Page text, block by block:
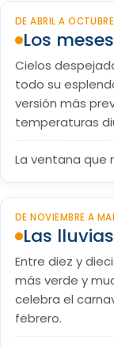
DE ABRIL A OCTUBRE
Los
Cielos
todo su
versión más
temperaturas
La ventana que
DE NOVIEMBRE A
Las lluvias
Entre diez y
más verde y
celebra el
febrero.